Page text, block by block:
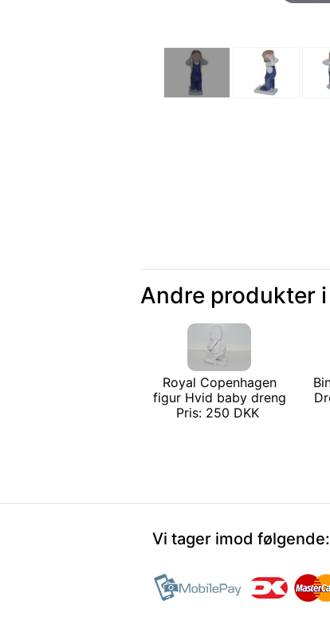
Andre produkter
Royal Copenhagen
figur Hvid baby dreng
Pris: 250 DKK
Vi tager imod følgende: